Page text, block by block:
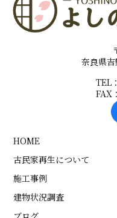
奈良県
TEL
FAX
HOME
古民家再生について
施工事例
建物状況調査